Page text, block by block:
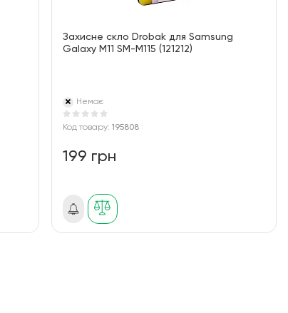
Захисне скло Drobak для Samsung
Galaxy M11 SM-M115 (121212)
Немає
Код товару:195808
199 грн